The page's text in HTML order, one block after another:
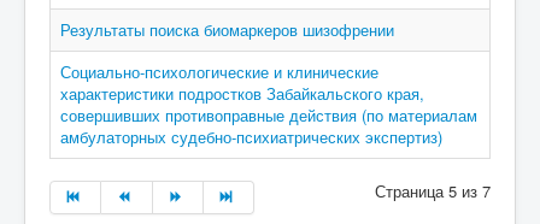
Результаты поиска биомаркеров шизофрении
Социально-психологические и клинические
характеристики подростков Забайкальского края,
совершивших противоправные действия (по материалам
амбулаторных судебно-психиатрических экспертиз)
Страница 5 из 7